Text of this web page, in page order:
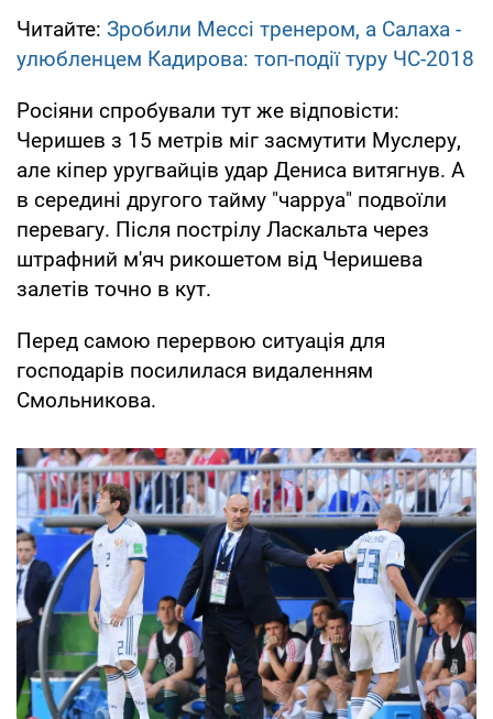
Читайте: Зробили Мессі тренером, а Салаха -
улюбленцем Кадирова: топ-події туру ЧС-2018
Росіяни спробували тут же відповісти:
Черишев з 15 метрів міг засмутити Муслеру,
але кіпер уругвайців удар Дениса витягнув. А
в середині другого тайму "чарруа" подвоїли
перевагу. Після пострілу Ласкальта через
штрафний м'яч рикошетом від Черишева
залетів точно в кут.
Перед самою перервою ситуація для
господарів посилилася видаленням
Смольникова.